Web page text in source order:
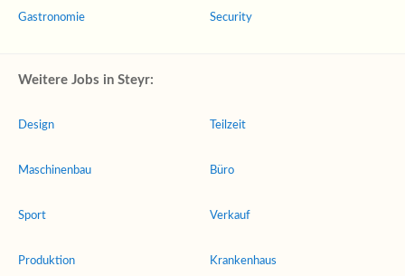
Gastronomie Security
Weitere Jobs in Steyr:
Design
Maschinenbau
Sport
Produktion
Teilzeit
Büro
Verkauf
Krankenhaus